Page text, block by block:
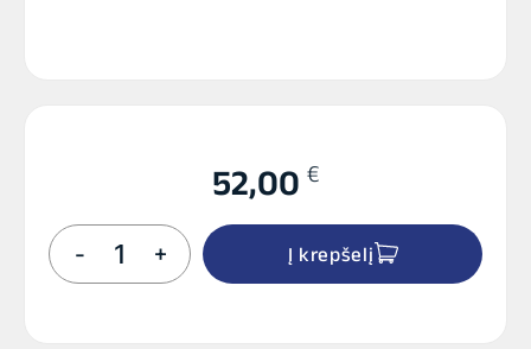
52,00 €
-
produkto
kiekis:
Start
+ Į krepšelį